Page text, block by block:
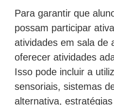
Para garantir que
possam participar
atividades em sala de
oferecer atividades
Isso pode incluir a
sensoriais, sistemas
alternativa,